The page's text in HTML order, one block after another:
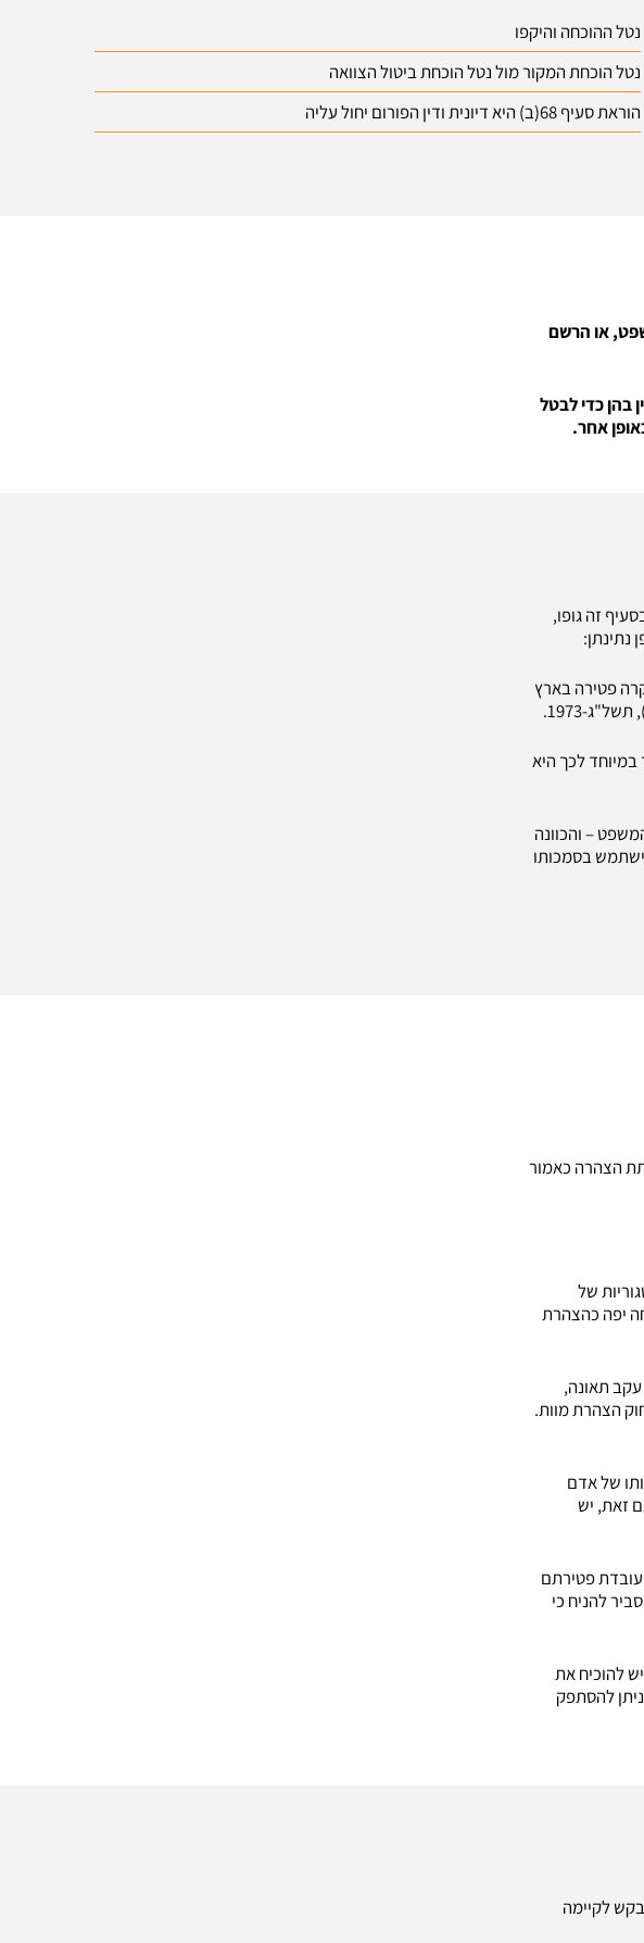
נטל ההוכחה והיקפו
נטל הוכחת המקור מול נטל הוכחת ביטול הצוואה
הוראת סעיף 68(ב) היא דיונית ודין הפורום יחול עליה
או הרשם
בהן כדי לבטל
אחר.
68(א), ובמיוחד מתוך עיון בסעיף זה גופו,
נתינתן:
פטירה בארץ
לכך היא
המשפט – והכוונה
בסמכותו
הצהרה כאמור
קטגוריות של
ואין כוחה יפה כהצהרת
עקב תאונה,
הצהרת מוות.
של אדם
עם זאת, יש
להוכיח את עובדת פטירתם
להניח כי
שנה מיום לידתו. לגביו – יש להוכיח את
להסתפק
לקיימה